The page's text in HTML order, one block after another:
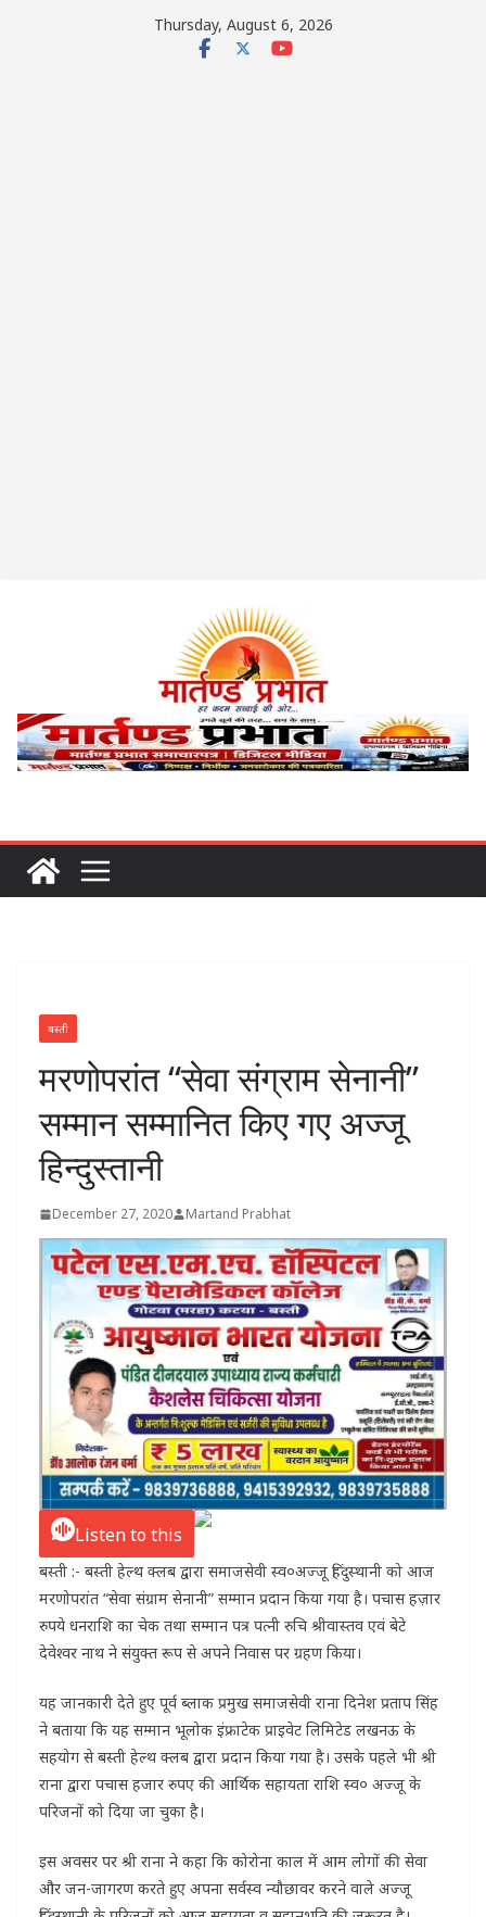
Thursday, August 6, 2026
बस्ती
मरणोपरांत “सेवा संग्राम सेनानी”
सम्मान सम्मानित किए गए अज्जू
हिन्दुस्तानी
December 27, 2020 Martand Prabhat
Listen to this
बस्ती :- बस्ती हेल्थ क्लब द्वारा समाजसेवी स्व०अज्जू हिंदुस्थानी को आज
मरणोपरांत “सेवा संग्राम सेनानी” सम्मान प्रदान किया गया है। पचास हज़ार
रुपये धनराशि का चेक तथा सम्मान पत्र पत्नी रुचि श्रीवास्तव एवं बेटे
देवेश्वर नाथ ने संयुक्त रूप से अपने निवास पर ग्रहण किया।
यह जानकारी देते हुए पूर्व ब्लाक प्रमुख समाजसेवी राना दिनेश प्रताप सिंह
ने बताया कि यह सम्मान भूलोक इंफ्राटेक प्राइवेट लिमिटेड लखनऊ के
सहयोग से बस्ती हेल्थ क्लब द्वारा प्रदान किया गया है। उसके पहले भी श्री
राना द्वारा पचास हजार रुपए की आर्थिक सहायता राशि स्व० अज्जू के
परिजनों को दिया जा चुका है।
इस अवसर पर श्री राना ने कहा कि कोरोना काल में आम लोगों की सेवा
और जन-जागरण करते हुए अपना सर्वस्व न्यौछावर करने वाले अज्जू